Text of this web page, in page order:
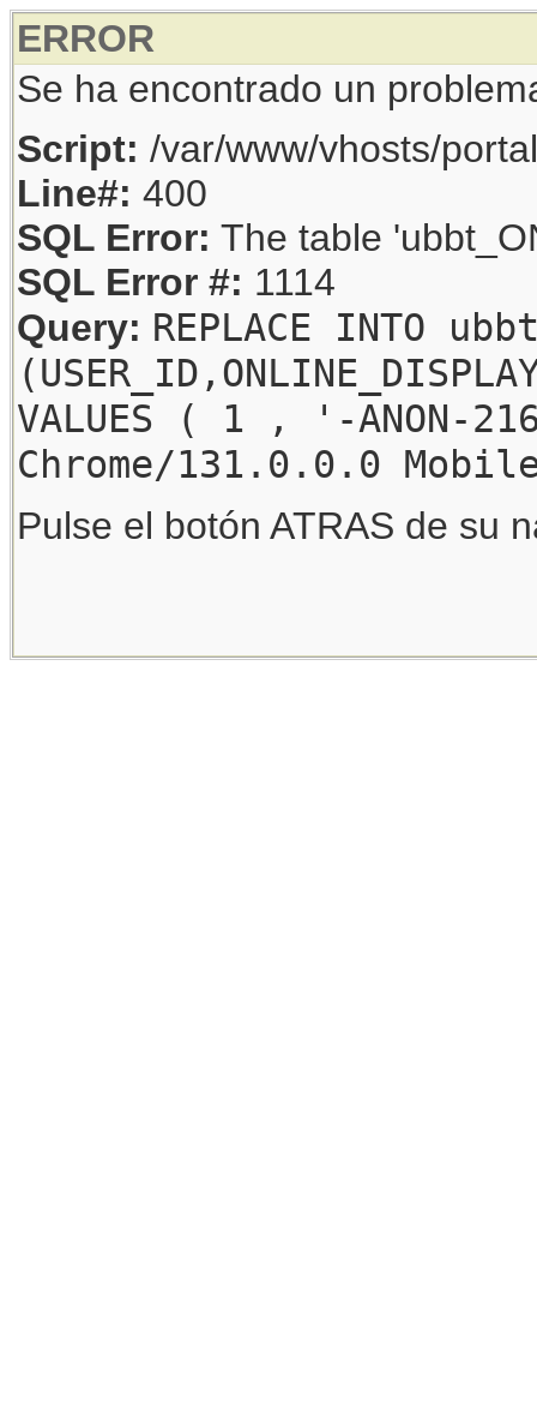
ERROR
Se ha encontrado un
Script: /var/www/vhosts/
Line#: 400
SQL Error: The table
SQL Error #: 1114
Query: REPLACE INTO
VALUES ( 1 , '-
Chrome/131.0.0.0
Pulse el botón ATRAS de su